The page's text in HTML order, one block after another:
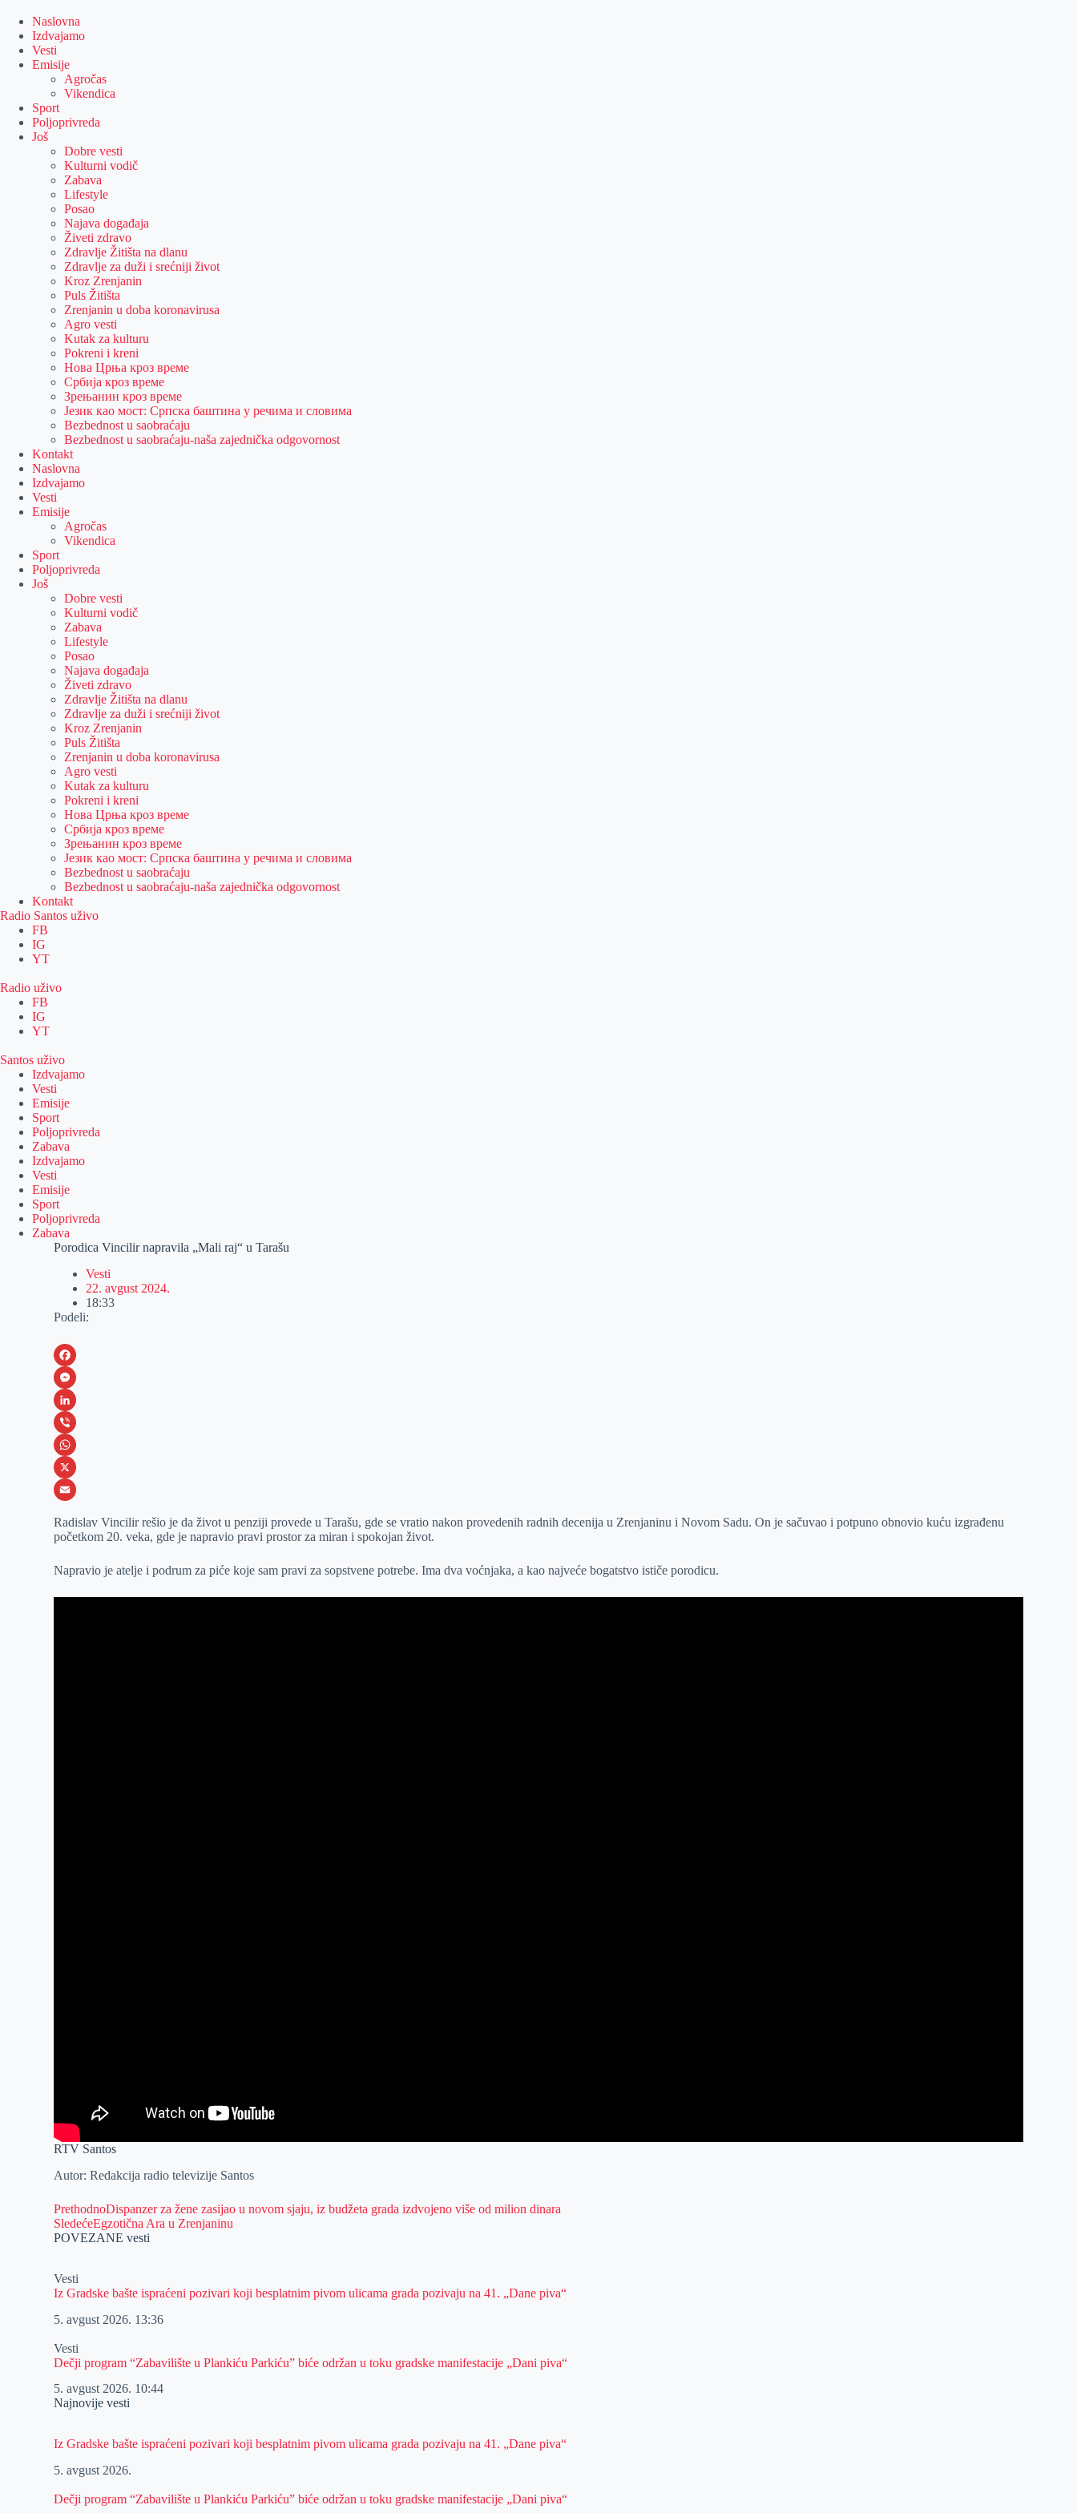
content
Naslovna
Izdvajamo
Vesti
Emisije
Agročas
Vikendica
Sport
Poljoprivreda
Još
Dobre vesti
Kulturni vodič
Zabava
Lifestyle
Posao
Najava događaja
Živeti zdravo
Zdravlje Žitišta na dlanu
Zdravlje za duži i srećniji život
Kroz Zrenjanin
Puls Žitišta
Zrenjanin u doba koronavirusa
Agro vesti
Kutak za kulturu
Pokreni i kreni
Нова Црња кроз време
Србија кроз време
Зрењанин кроз време
Језик као мост: Српска баштина у речима и словима
Bezbednost u saobraćaju
Bezbednost u saobraćaju-naša zajednička odgovornost
Kontakt
Naslovna
Izdvajamo
Vesti
Emisije
Agročas
Vikendica
Sport
Poljoprivreda
Još
Dobre vesti
Kulturni vodič
Zabava
Lifestyle
Posao
Najava događaja
Živeti zdravo
Zdravlje Žitišta na dlanu
Zdravlje za duži i srećniji život
Kroz Zrenjanin
Puls Žitišta
Zrenjanin u doba koronavirusa
Agro vesti
Kutak za kulturu
Pokreni i kreni
Нова Црња кроз време
Србија кроз време
Зрењанин кроз време
Језик као мост: Српска баштина у речима и словима
Bezbednost u saobraćaju
Bezbednost u saobraćaju-naša zajednička odgovornost
Kontakt
Radio Santos uživo
FB
IG
YT
Radio uživo
FB
IG
YT
Santos uživo
Izdvajamo
Vesti
Emisije
Sport
Poljoprivreda
Zabava
Izdvajamo
Vesti
Emisije
Sport
Poljoprivreda
Zabava
Porodica Vincilir napravila „Mali raj“ u Tarašu
Vesti
22. avgust 2024.
18:33
Podeli:
F
a
c
e
b
o
k
M
e
s
s
e
g
r
L
i
n
k
d
n
V
i
b
r
W
h
t
A
p
X
m
i
l
Radislav Vincilir rešio je da život u penziji provede u Tarašu, gde se vratio nakon provedenih radnih decenija u Zrenjaninu i Novom Sadu. On je sačuvao i potpuno obnovio kuću izgrađenu
početkom 20. veka, gde je napravio pravi prostor za miran i spokojan život.
Napravio je atelje i podrum za piće koje sam pravi za sopstvene potrebe. Ima dva voćnjaka, a kao najveće bogatstvo ističe porodicu.
RTV Santos
Autor: Redakcija radio televizije Santos
PrethodnoDispanzer za žene zasijao u novom sjaju, iz budžeta grada izdvojeno više od milion dinara
SledećeEgzotična Ara u Zrenjaninu
POVEZANE vesti
Vesti
Iz Gradske bašte ispraćeni pozivari koji besplatnim pivom ulicama grada pozivaju na 41. „Dane piva“
5. avgust 2026. 13:36
Vesti
Dečji program “Zabavilište u Plankiću Parkiću” biće održan u toku gradske manifestacije „Dani piva“
5. avgust 2026. 10:44
Najnovije vesti
Iz Gradske bašte ispraćeni pozivari koji besplatnim pivom ulicama grada pozivaju na 41. „Dane piva“
5. avgust 2026.
Dečji program “Zabavilište u Plankiću Parkiću” biće održan u toku gradske manifestacije „Dani piva“